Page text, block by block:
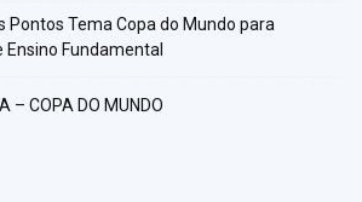
Pontos Tema Copa do Mundo para
Ensino Fundamental
– COPA DO MUNDO